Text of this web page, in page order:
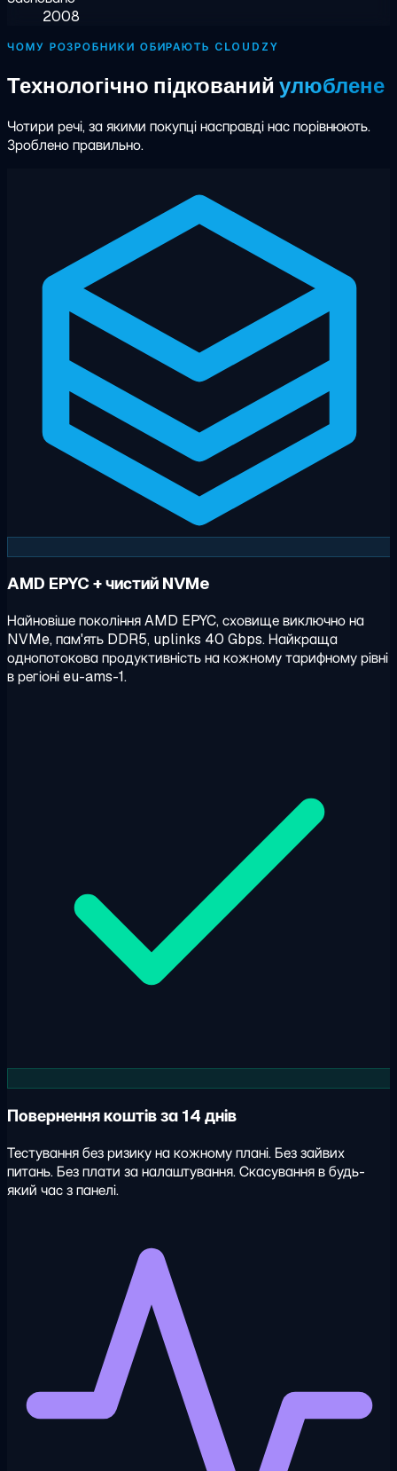
2008
ЧОМУ РОЗРОБНИКИ ОБИРАЮТЬ CLOUDZY
Технологічно підкований улюблене
Чотири речі, за якими покупці насправді нас порівнюють.
Зроблено правильно.
AMD EPYC + чистий NVMe
Найновіше покоління AMD EPYC, сховище виключно на
NVMe, пам'ять DDR5, uplinks 40 Gbps. Найкраща
однопотокова продуктивність на кожному тарифному рівні
в регіоні eu-ams-1.
Повернення коштів за 14 днів
Тестування без ризику на кожному плані. Без зайвих
питань. Без плати за налаштування. Скасування в будь-
який час з панелі.